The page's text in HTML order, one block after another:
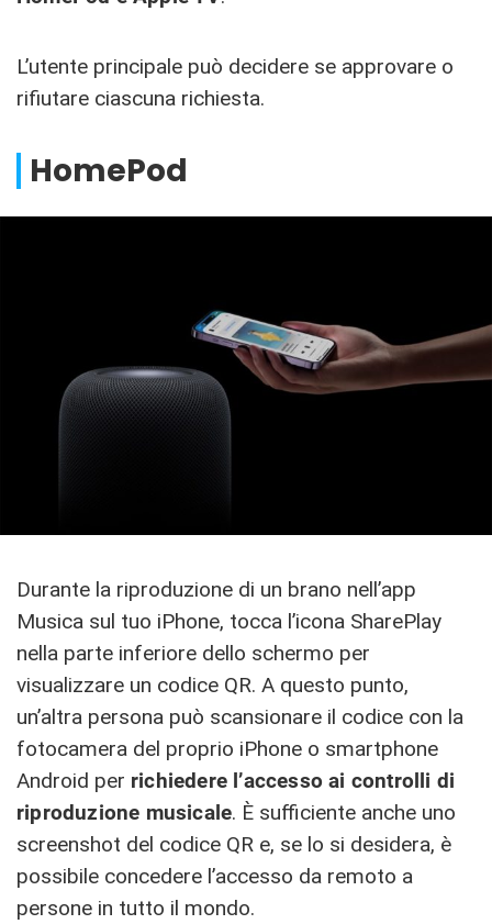
L’utente principale può decidere se approvare o
rifiutare ciascuna richiesta.
HomePod
Durante la riproduzione di un brano nell’app
Musica sul tuo iPhone, tocca l’icona SharePlay
nella parte inferiore dello schermo per
visualizzare un codice QR. A questo punto,
un’altra persona può scansionare il codice con la
fotocamera del proprio iPhone o smartphone
Android per richiedere l’accesso ai controlli di
riproduzione musicale. È sufficiente anche uno
screenshot del codice QR e, se lo si desidera, è
possibile concedere l’accesso da remoto a
persone in tutto il mondo.